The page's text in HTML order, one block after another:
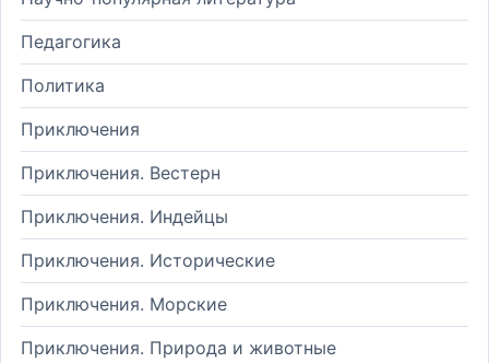
Педагогика
Политика
Приключения
Приключения. Вестерн
Приключения. Индейцы
Приключения. Исторические
Приключения. Морские
Приключения. Природа и животные